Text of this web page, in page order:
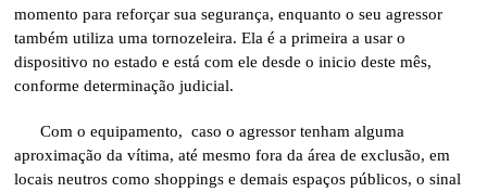
momento para reforçar sua segurança, enquanto o seu agressor
também utiliza uma tornozeleira. Ela é a primeira a usar o
dispositivo no estado e está com ele desde o inicio deste mês,
conforme determinação judicial.
Com o equipamento, caso o agressor tenham alguma
aproximação da vítima, até mesmo fora da área de exclusão, em
locais neutros como shoppings e demais espaços públicos, o sinal